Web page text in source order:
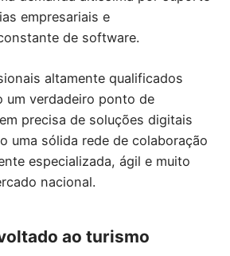
empresariais e
de software.
altamente qualificados
um verdadeiro ponto de
precisa de soluções digitais
uma sólida rede de colaboração
especializada, ágil e muito
nacional.
ao turismo